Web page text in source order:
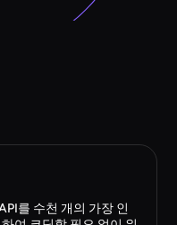
를 수천 개의 가장 인